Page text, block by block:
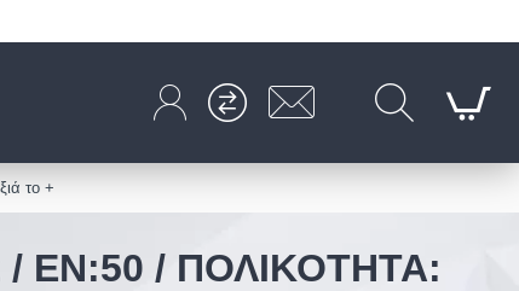
το +
/ EN:50 / ΠΟΛΙΚΟΤΗΤΑ: